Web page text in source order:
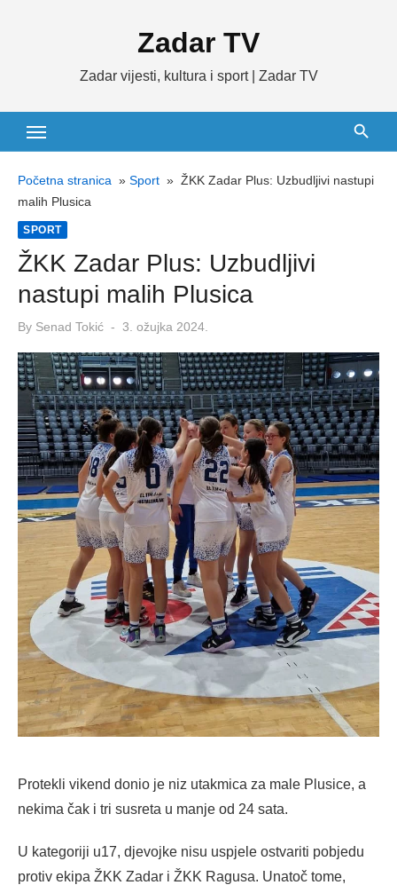
Zadar TV
Zadar vijesti, kultura i sport | Zadar TV
Početna stranica » Sport » ŽKK Zadar Plus: Uzbudljivi nastupi
malih Plusica
SPORT
ŽKK Zadar Plus: Uzbudljivi
nastupi malih Plusica
By Senad Tokić
Posted
3. ožujka 2024.
Protekli vikend donio je niz utakmica za male Plusice, a
nekima čak i tri susreta u manje od 24 sata.
U kategoriji u17, djevojke nisu uspjele ostvariti pobjedu
protiv ekipa ŽKK Zadar i ŽKK Ragusa. Unatoč tome,